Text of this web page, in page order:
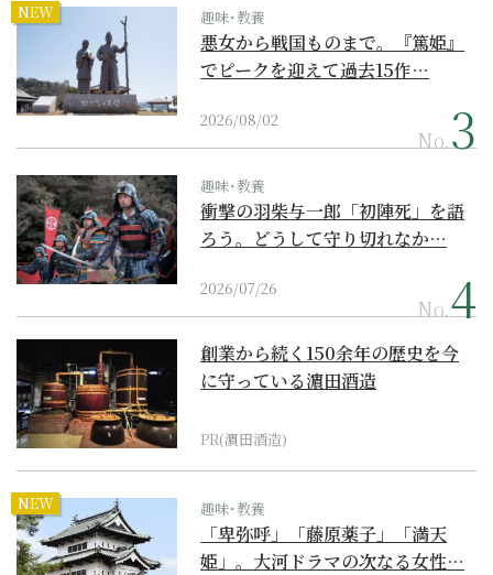
NEW 趣味･教養
悪女から戦国ものまで。『篤姫』
でピークを迎えて過去15作…
2026/08/02
No.
趣味･教養
衝撃の羽柴与一郎「初陣死」を語
ろう。どうして守り切れなか…
2026/07/26
No.
創業から続く150余年の歴史を今
に守っている濵田酒造
PR(濵田酒造)
NEW 趣味･教養
「卑弥呼」「藤原薬子」「満天
姫」。大河ドラマの次なる女性…